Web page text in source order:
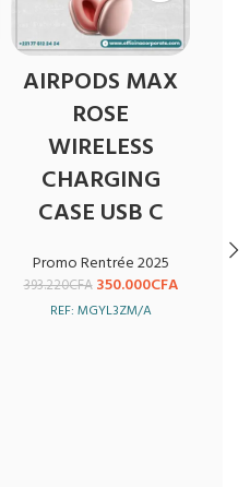
AIRPODS MAX
ROSE
WIRELESS
CHARGING
CASE USB C
Promo Rentrée 2025
393.220CFA 350.000CFA
REF: MGYL3ZM/A